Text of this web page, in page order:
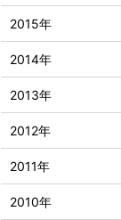
2015年
2014年
2013年
2012年
2011年
2010年